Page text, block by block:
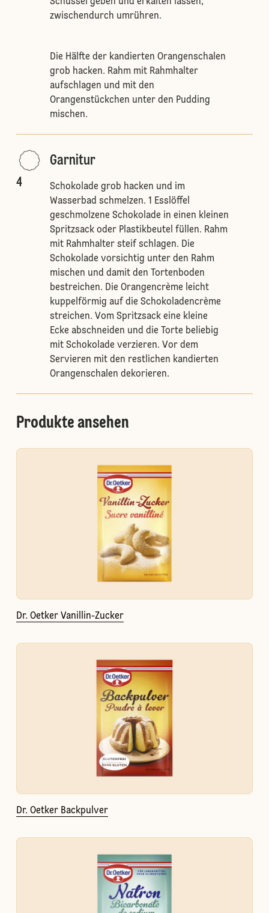
zwischendurch umrühren.
Die Hälfte der kandierten Orangenschalen
grob hacken. Rahm mit Rahmhalter
aufschlagen und mit den
Orangenstückchen unter den Pudding
mischen.
4
Garnitur
Schokolade grob hacken und im
Wasserbad schmelzen. 1 Esslöffel
geschmolzene Schokolade in einen kleinen
Spritzsack oder Plastikbeutel füllen. Rahm
mit Rahmhalter steif schlagen. Die
Schokolade vorsichtig unter den Rahm
mischen und damit den Tortenboden
bestreichen. Die Orangencrème leicht
kuppelförmig auf die Schokoladencrème
streichen. Vom Spritzsack eine kleine
Ecke abschneiden und die Torte beliebig
mit Schokolade verzieren. Vor dem
Servieren mit den restlichen kandierten
Orangenschalen dekorieren.
Produkte ansehen
Dr. Oetker Vanillin-Zucker
Dr. Oetker Backpulver